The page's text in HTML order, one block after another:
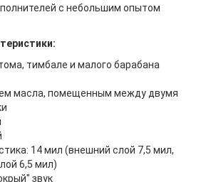
с небольшим опытом
тимбале и малого барабана
масла, помещенным между двумя
14 мил (внешний слой 7,5 мил,
6,5 мил)
звук